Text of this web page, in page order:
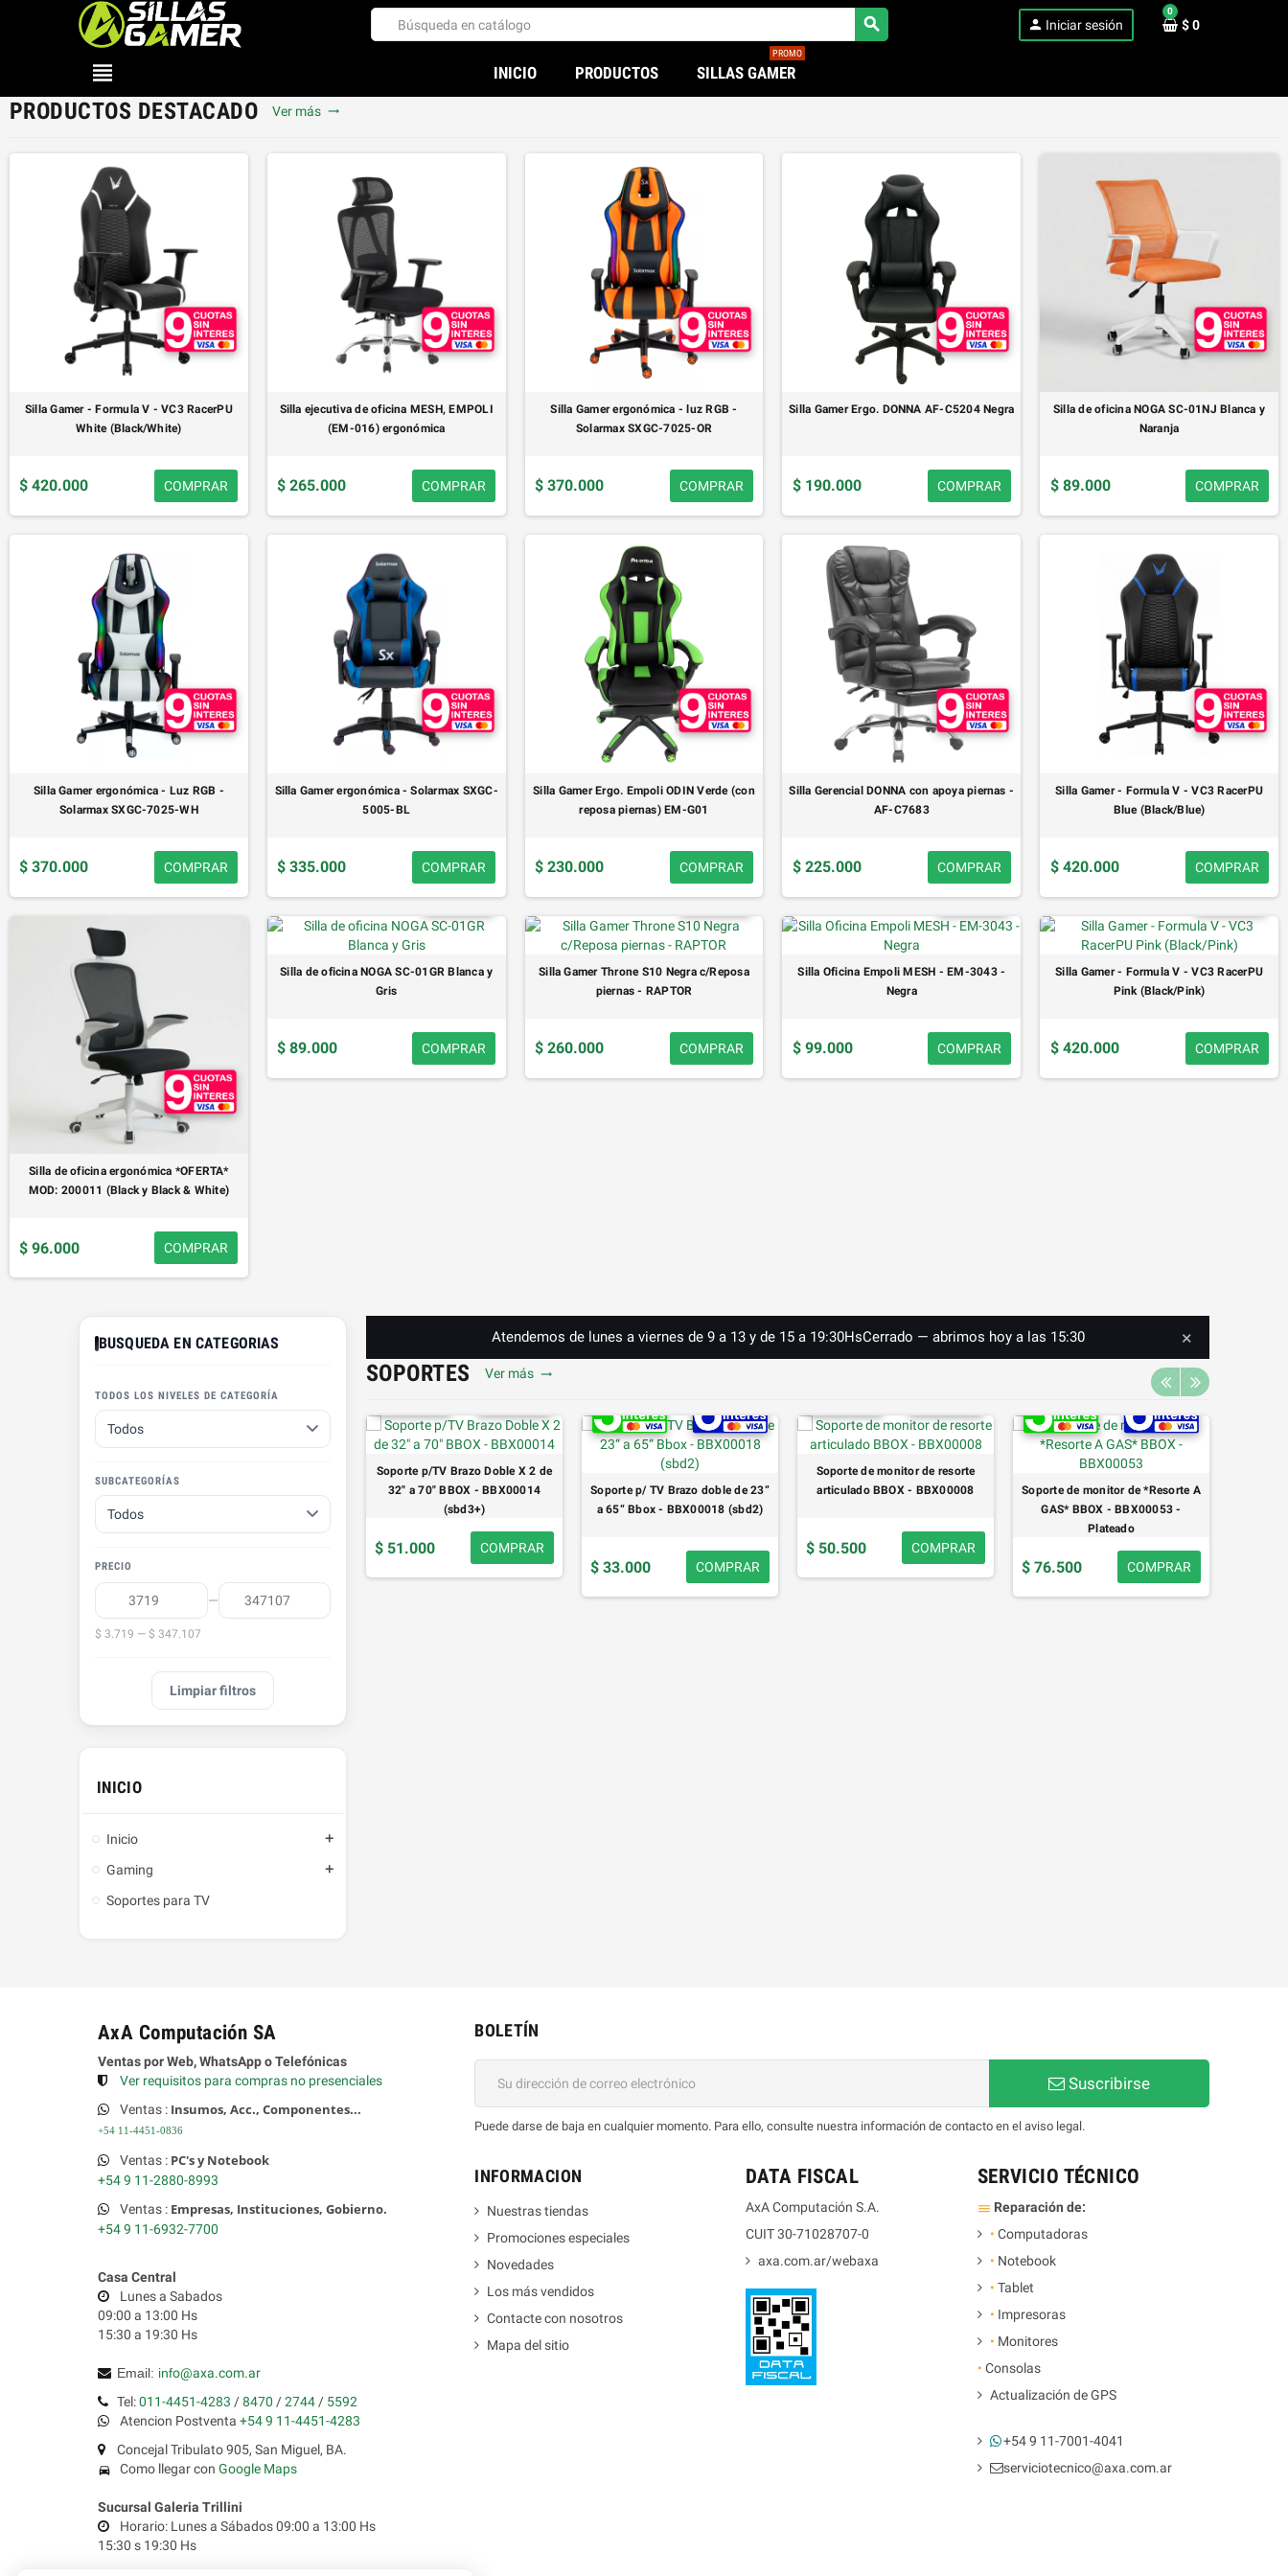
search person Iniciar sesión
0
$ 0
view_headline INICIO PRODUCTOS SILLAS GAMER
PROMO
❮ ❯
PRODUCTOS DESTACADO Ver más trending_flat
Silla Gamer - Formula V - VC3 RacerPU
White (Black/White)
$ 420.000 COMPRAR
Silla ejecutiva de oficina MESH, EMPOLI
(EM-016) ergonómica
$ 265.000 COMPRAR
Silla Gamer ergonómica - luz RGB -
Solarmax SXGC-7025-OR
$ 370.000 COMPRAR
Silla Gamer Ergo. DONNA AF-C5204 Negra
$ 190.000 COMPRAR
Silla de oficina NOGA SC-01NJ Blanca y
Naranja
$ 89.000 COMPRAR
Silla Gamer ergonómica - Luz RGB -
Solarmax SXGC-7025-WH
$ 370.000 COMPRAR
Silla Gamer ergonómica - Solarmax SXGC-
5005-BL
$ 335.000 COMPRAR
Silla Gamer Ergo. Empoli ODIN Verde (con
reposa piernas) EM-G01
$ 230.000 COMPRAR
Silla Gerencial DONNA con apoya piernas -
AF-C7683
$ 225.000 COMPRAR
Silla Gamer - Formula V - VC3 RacerPU
Blue (Black/Blue)
$ 420.000 COMPRAR
Silla de oficina ergonómica *OFERTA*
MOD: 200011 (Black y Black & White)
$ 96.000 COMPRAR
Silla de oficina NOGA SC-01GR Blanca y
Gris
$ 89.000 COMPRAR
Silla Gamer Throne S10 Negra c/Reposa
piernas - RAPTOR
$ 260.000 COMPRAR
Silla Oficina Empoli MESH - EM-3043 -
Negra
$ 99.000 COMPRAR
Silla Gamer - Formula V - VC3 RacerPU
Pink (Black/Pink)
$ 420.000 COMPRAR
BUSQUEDA EN CATEGORIAS
TODOS LOS NIVELES DE CATEGORÍA
SUBCATEGORÍAS
PRECIO
—
$ 3.719 — $ 347.107
Limpiar filtros
INICIO
Inicio add
Gaming add
Soportes para TV
Atendemos de lunes a viernes de 9 a 13 y de 15 a 19:30HsCerrado — abrimos hoy a las 15:30 ×
SOPORTES Ver más trending_flat
Brazo doble de 32“
Soporte p/TV Fijo 32" a 72" Noga
$ 20.000 COMPRAR
Soporte p/TV Brazo Doble X 2 de
32" a 70" BBOX - BBX00014
(sbd3+)
$ 51.000 COMPRAR
Soporte p/ TV Brazo doble de 23“
a 65“ Bbox - BBX00018 (sbd2)
$ 33.000 COMPRAR
Soporte de monitor de resorte
articulado BBOX - BBX00008
$ 50.500 COMPRAR
Soporte de monitor de *Resorte A
GAS* BBOX - BBX00053 -
Plateado
$ 76.500 COMPRAR
AxA Computación SA
Ventas por Web, WhatsApp o Telefónicas
Ver requisitos para compras no presenciales
Ventas : Insumos, Acc., Componentes...
+54 11-4451-0836
Ventas : PC's y Notebook
+54 9 11-2880-8993
Ventas : Empresas, Instituciones, Gobierno.
+54 9 11-6932-7700
Casa Central
Lunes a Sabados
09:00 a 13:00 Hs
15:30 a 19:30 Hs
Email: info@axa.com.ar
Tel:011-4451-4283 /8470 /2744/ 5592
Atencion Postventa +54 9 11-4451-4283
Concejal Tribulato 905, San Miguel, BA.
time_to_leave Como llegar con Google Maps
Sucursal Galeria Trillini
Horario: Lunes a Sábados 09:00 a 13:00 Hs
15:30 s 19:30 Hs
BOLETÍN
Suscribirse
Puede darse de baja en cualquier momento. Para ello, consulte nuestra información de contacto en el aviso legal.
INFORMACION
Nuestras tiendas
Promociones especiales
Novedades
Los más vendidos
Contacte con nosotros
Mapa del sitio
DATA FISCAL
AxA Computación S.A.
CUIT 30-71028707-0
axa.com.ar/webaxa
SERVICIO TÉCNICO
dehaze Reparación de:
• Computadoras
• Notebook
• Tablet
• Impresoras
• Monitores
• Consolas
Actualización de GPS
+54 9 11-7001-4041
serviciotecnico@axa.com.ar